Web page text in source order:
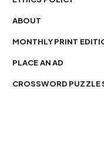
ABOUT
MONTHLY PRINT
PLACE AN AD
CROSSWORD PUZZLE